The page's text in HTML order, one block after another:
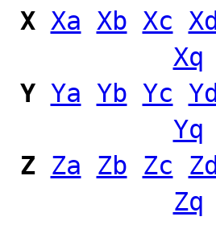
X Xa Xb Xc Xd
Xq
Y Ya Yb Yc Yd
Yq
Z Za Zb Zc Zd
Zq